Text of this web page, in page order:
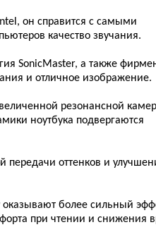
он справится с самыми
качество звучания.
SonicMaster, а также
и отличное изображение.
резонансной
ноутбука подвергаются
передачи оттенков и
более сильный
при чтении и снижения